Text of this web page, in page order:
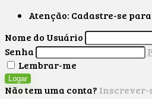
Atenção: Cadastre-se
Nome do Usuário
Senha
Lembrar-me
Logar
Não tem uma conta? Inscrever-